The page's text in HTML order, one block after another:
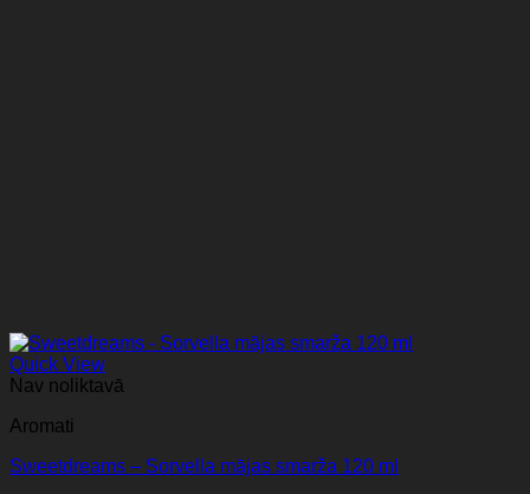
Quick View
Nav noliktavā
Aromati
Sweetdreams – Sorvella mājas smarža 120 ml